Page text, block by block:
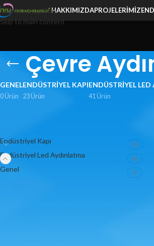
Skip to navigation
Skip to main content
HAKKIMIZDAPROJELERIMIZ
Çevre
GENEL
0 Ürün
ENDÜSTRIYEL KAPI
23 Ürün
ENDÜSTRIYEL
41 Ürün
Endüstriyel Kapı
23
Endüstriyel Led Aydınlatma 41
Genel 0